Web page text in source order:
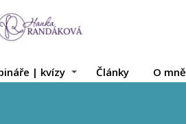
| kvízy Články O mně